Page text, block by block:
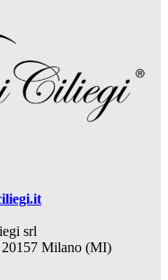
srl
Milano (MI)